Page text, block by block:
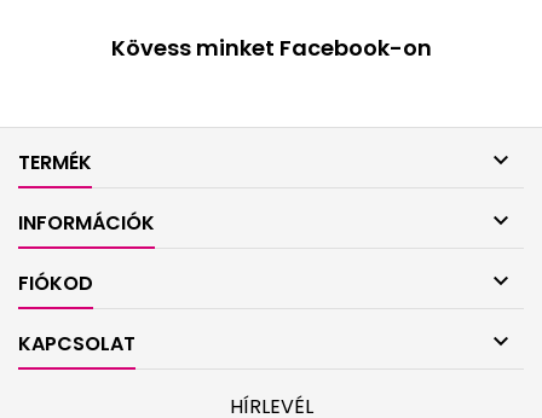
Kövess minket Facebook-on
TERMÉK 
INFORMÁCIÓK 
FIÓKOD 
KAPCSOLAT 
HÍRLEVÉL